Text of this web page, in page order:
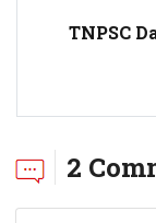
TNPSC
2